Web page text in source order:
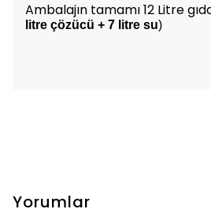
Ambalajın tamamı 12 Litre
litre çözücü + 7 litre su)
Yorumlar